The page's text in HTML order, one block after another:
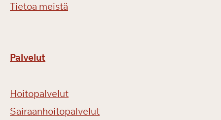
Tietoa meistä
Palvelut
Hoitopalvelut
Sairaanhoitopalvelut